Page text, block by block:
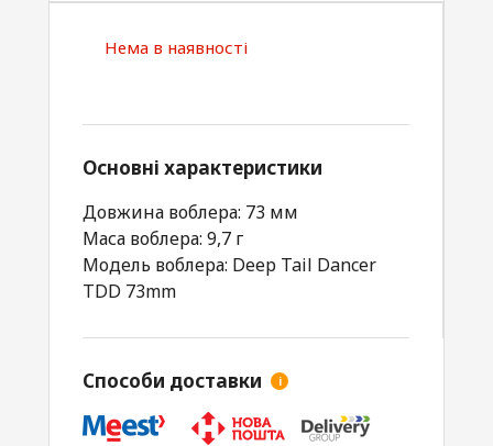
Нема в наявності
Основні характеристики
Довжина воблера: 73 мм
Маса воблера: 9,7 г
Модель воблера: Deep Tail Dancer
TDD 73mm
Способи доставки i